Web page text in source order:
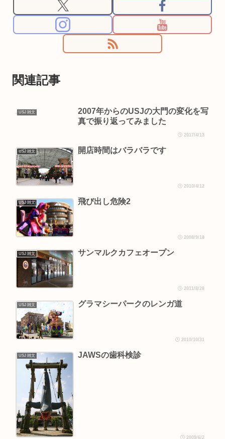
関連記事
USJ 雑文
2007年からのUSJの大門の変化を写
真で振り返ってみました
2017/4/13
USJ 雑文 開店時間はバラバラです
2010/4/12
USJ 雑文 飛び出し危険2
2008/9/18
USJ 雑文 サンマルクカフェオープン
2011/8/28
USJ 雑文 グラマシーパークのレンガ道
2010/10/31
USJ 雑文 JAWSの歯科検診
2009/6/2